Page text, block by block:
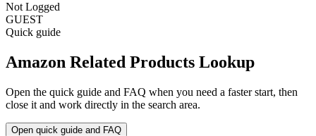
Not Logged
GUEST
Quick guide
Amazon Related Products Lookup
Open the quick guide and FAQ when you need a faster start, then
close it and work directly in the search area.
Open quick guide and FAQ